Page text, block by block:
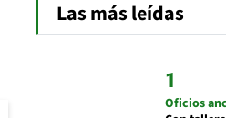
Las más leídas
Oficios